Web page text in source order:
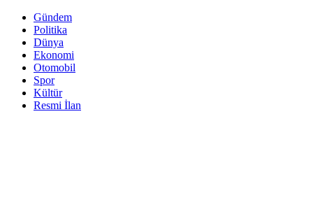
Gündem
Politika
Dünya
Ekonomi
Otomobil
Spor
Kültür
Resmi İlan